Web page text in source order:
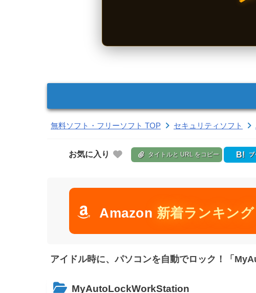
無料ソフト・フリーソフト TOP セキュリティソフト
お気に入り タイトルと URL をコピー ブ
Amazon 新着ランキング
アイドル時に、パソコンを自動でロック！「
MyAutoLockWorkStation